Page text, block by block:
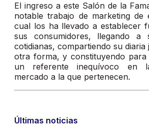
El ingreso a este Salón de la
notable trabajo de marketing de
cual los ha llevado a establecer
sus consumidores, llegando a
cotidianas, compartiendo su
otra forma, y constituyendo
un referente inequívoco en
mercado a la que pertenecen.
Últimas noticias